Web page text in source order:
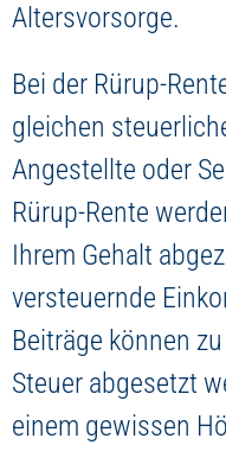
Altersvorsorge.
Bei der Rürup-
gleichen
Angestellte oder
Rürup-Rente
Ihrem Gehalt
versteuernde
Beiträge können
Steuer abgesetzt
einem gewissen